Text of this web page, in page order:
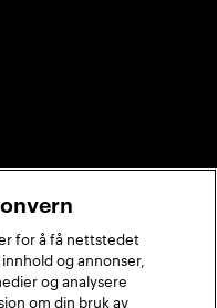
for å få nettstedet
og annonser,
og analysere
om din bruk av